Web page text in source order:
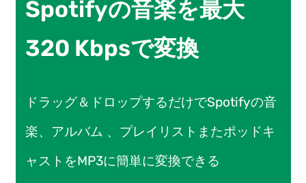
Spotifyの音楽を最大
320 Kbpsで変換
ドラッグ＆ドロップするだけでSpotifyの音
楽、アルバム 、プレイリストまたポッドキ
ャストをMP3に簡単に変換できる